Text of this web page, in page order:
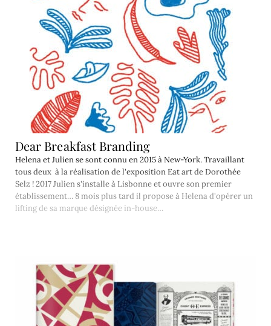
Dear Breakfast Branding
Helena et Julien se sont connu en 2015 à New-York. Travaillant
tous deux à la réalisation de l'exposition Eat art de Dorothée
Selz ! 2017 Julien s'installe à Lisbonne et ouvre son premier
établissement… 8 mois plus tard il propose à Helena d'opérer un
lifting de sa marque désignée in-house…